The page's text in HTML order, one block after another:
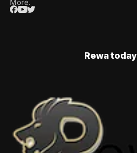
More.
Rewa today